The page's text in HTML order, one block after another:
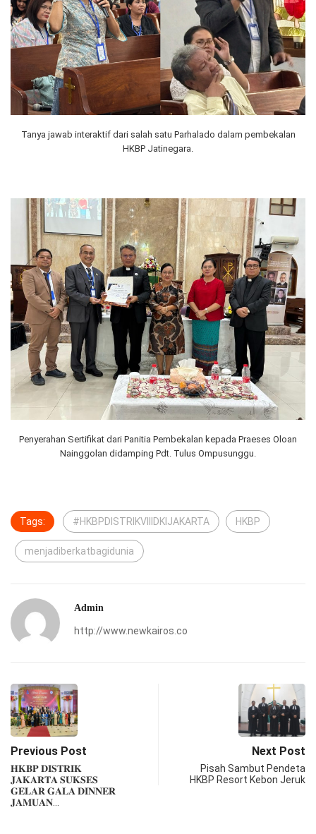
Tanya jawab interaktif dari salah satu Parhalado dalam pembekalan
HKBP Jatinegara.
Penyerahan Sertifikat dari Panitia Pembekalan kepada Praeses Oloan
Nainggolan didamping Pdt. Tulus Ompusunggu.
Tags: #HKBPDISTRIKVIIIDKIJAKARTA HKBP
menjadiberkatbagidunia
Admin
http://www.newkairos.co
Previous Post
𝐇𝐊𝐁𝐏 𝐃𝐈𝐒𝐓𝐑𝐈𝐊
𝐉𝐀𝐊𝐀𝐑𝐓𝐀 𝐒𝐔𝐊𝐒𝐄𝐒
𝐆𝐄𝐋𝐀𝐑 𝐆𝐀𝐋𝐀 𝐃𝐈𝐍𝐍𝐄𝐑
𝐉𝐀𝐌𝐔𝐀𝐍…
Next Post
Pisah Sambut Pendeta
HKBP Resort Kebon Jeruk